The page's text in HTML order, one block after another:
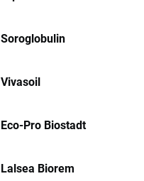
Soroglobulin
Vivasoil
Eco-Pro Biostadt
Lalsea Biorem